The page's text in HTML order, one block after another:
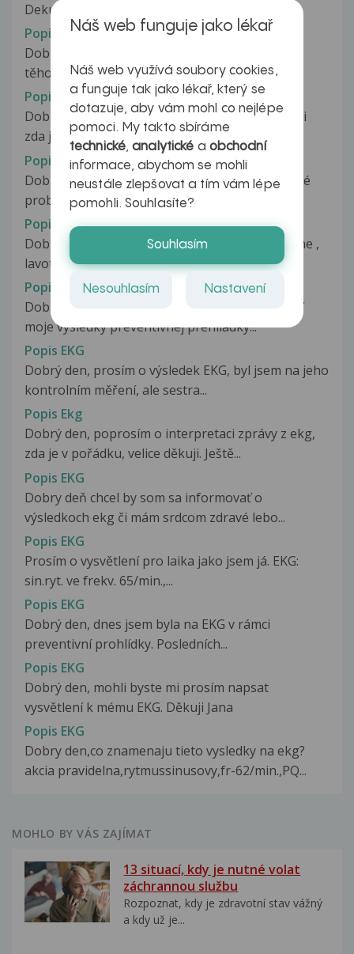
Dekuji
Popis EKG
Dobrý den, prosím o vysvětlení výsledků EKG v
těhotenství (16tt). sinus 90/min,...
Popis EKG
Dobrý den, můžete mi vysvětlit nález z ekg a říci
zda je v pořádku? SR, PQ 0,16,...
Popis EKG
Dobrý den, je mi 30 let a jsem nyní ve 38 tt, které
probíhá naprosto normálně....
Popis EKG
Dobrý deň čo znamená nález na ekg PQ v norme ,
lavotyp plocha T vlna v 3 a...
Popis EKG
Dobrý deň, Prosím Vás mohli by ste mi objasniť
moje výsledky preventívnej prehliadky...
Popis EKG
Dobrý den, prosím o výsledek EKG, byl jsem na jeho
kontrolním měření, ale sestra...
Popis Ekg
Dobrý den, poprosím o interpretaci zprávy z ekg,
zda je v pořádku, velice děkuji. Ještě...
Popis EKG
Dobry deň chcel by som sa informovať o
výsledkoch ekg či mám srdcom zdravé lebo...
Popis EKG
Prosím o vysvětlení pro laika jako jsem já. EKG:
sin.ryt. ve frekv. 65/min.,...
Popis EKG
Dobrý den, dnes jsem byla na EKG v rámci
preventivní prohlídky. Posledních...
Popis EKG
Dobrý den, mohli byste mi prosím napsat
vysvětlení k mému EKG. Děkuji Jana
Popis EKG
Dobry den,co znamenaju tieto vysledky na ekg?
akcia pravidelna,rytmussinusovy,fr-62/min.,PQ...
MOHLO BY VÁS ZAJÍMAT
13 situací, kdy je nutné volat
záchrannou službu
Rozpoznat, kdy je zdravotní stav vážný
a kdy už je...
Náš web funguje jako lékař
Náš web využívá soubory cookies,
a funguje tak jako lékař, který se
dotazuje, aby vám mohl co nejlépe
pomoci. My takto sbíráme
technické,analytické a obchodní
informace, abychom se mohli
neustále zlepšovat a tím vám lépe
pomohli. Souhlasíte?
Souhlasím
Nesouhlasím Nastavení